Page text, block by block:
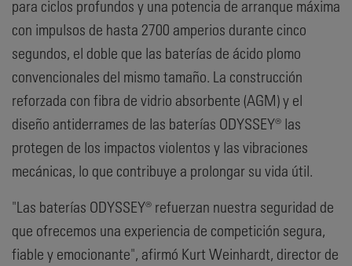
para ciclos profundos y una potencia de arranque máxima
con impulsos de hasta 2700 amperios durante cinco
segundos, el doble que las baterías de ácido plomo
convencionales del mismo tamaño. La construcción
reforzada con fibra de vidrio absorbente (AGM) y el
diseño antiderrames de las baterías ODYSSEY® las
protegen de los impactos violentos y las vibraciones
mecánicas, lo que contribuye a prolongar su vida útil.
"Las baterías ODYSSEY® refuerzan nuestra seguridad de
que ofrecemos una experiencia de competición segura,
fiable y emocionante", afirmó Kurt Weinhardt, director de